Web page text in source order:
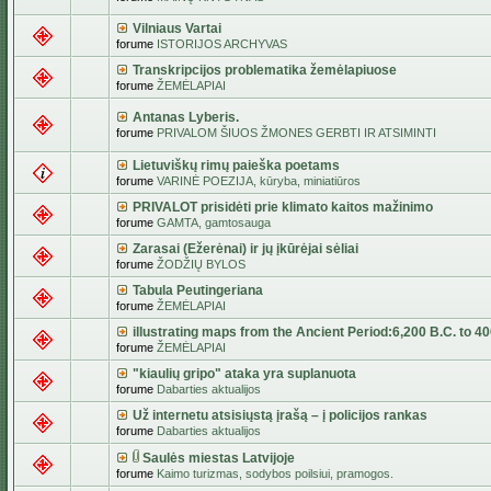
Vilniaus Vartai
forume ISTORIJOS ARCHYVAS
Transkripcijos problematika žemėlapiuose
forume ŽEMĖLAPIAI
Antanas Lyberis.
forume PRIVALOM ŠIUOS ŽMONES GERBTI IR ATSIMINTI
Lietuviškų rimų paieška poetams
forume VARINĖ POEZIJA, kūryba, miniatiūros
PRIVALOT prisidėti prie klimato kaitos mažinimo
forume GAMTA, gamtosauga
Zarasai (Ežerėnai) ir jų įkūrėjai sėliai
forume ŽODŽIŲ BYLOS
Tabula Peutingeriana
forume ŽEMĖLAPIAI
illustrating maps from the Ancient Period:6,200 B.C. to
forume ŽEMĖLAPIAI
"kiaulių gripo" ataka yra suplanuota
forume Dabarties aktualijos
Už internetu atsisiųstą įrašą – į policijos rankas
forume Dabarties aktualijos
Saulės miestas Latvijoje
forume Kaimo turizmas, sodybos poilsiui, pramogos.